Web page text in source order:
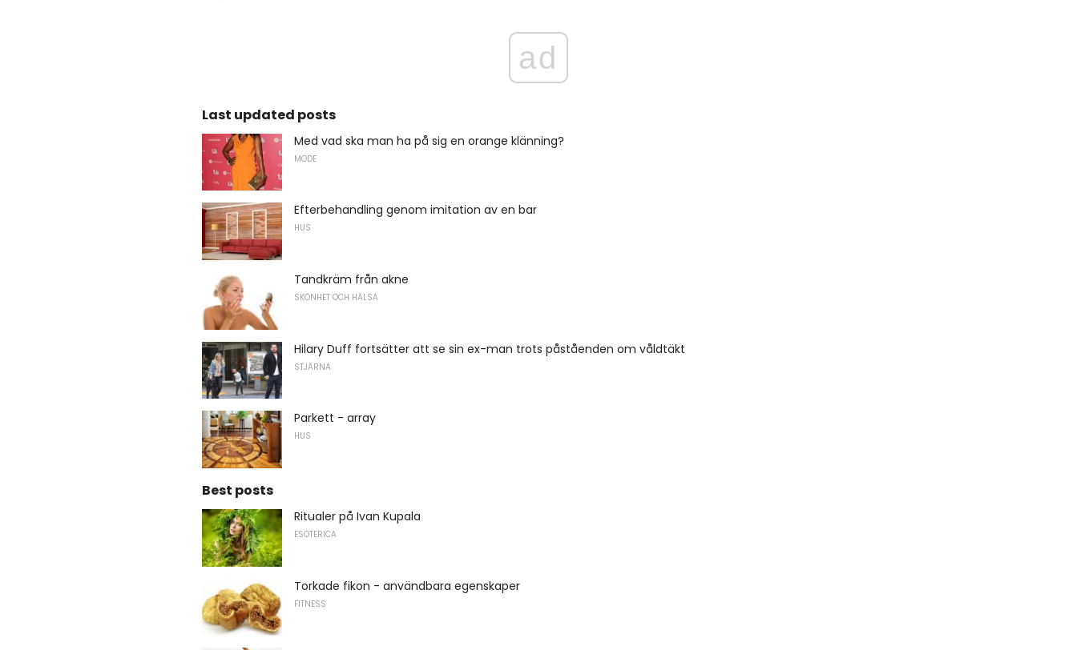
ad
Last updated posts
Med vad ska man ha på sig en orange klänning?
MODE
Efterbehandling genom imitation av en bar
HUS
Tandkräm från akne
SKÖNHET OCH HÄLSA
Hilary Duff fortsätter att se sin ex-man trots påståenden om våldtäkt
STJÄRNA
Parkett - array
HUS
Best posts
Ritualer på Ivan Kupala
ESOTERICA
Torkade fikon - användbara egenskaper
FITNESS